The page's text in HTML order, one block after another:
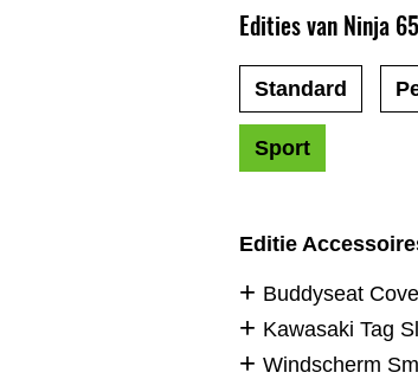
Edities van Ninja
Standard
Sport
Editie
Buddyseat
Kawasaki Tag
Windscherm